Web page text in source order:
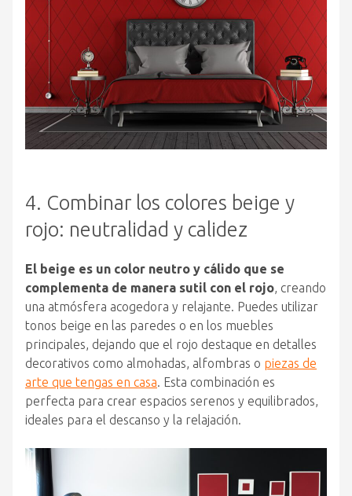
4. Combinar los colores beige y
rojo: neutralidad y calidez
El beige es un color neutro y cálido que se
complementa de manera sutil con el rojo, creando
una atmósfera acogedora y relajante. Puedes utilizar
tonos beige en las paredes o en los muebles
principales, dejando que el rojo destaque en detalles
decorativos como almohadas, alfombras o piezas de
arte que tengas en casa. Esta combinación es
perfecta para crear espacios serenos y equilibrados,
ideales para el descanso y la relajación.